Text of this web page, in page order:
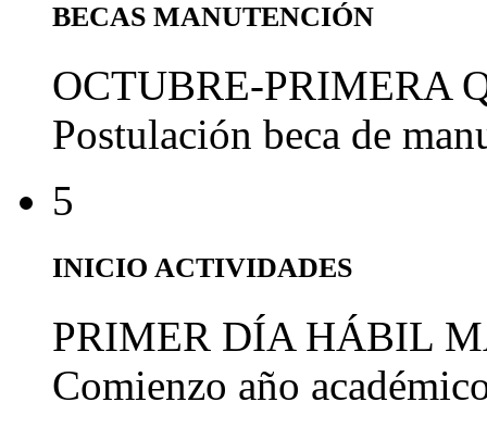
BECAS MANUTENCIÓN
OCTUBRE-PRIMERA
Postulación beca de
5
INICIO ACTIVIDADES
PRIMER DÍA HÁBIL
Comienzo año